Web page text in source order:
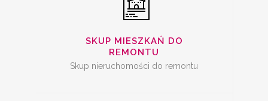
SKUP MIESZKAŃ DO
REMONTU
Skup nieruchomości do remontu
SKUP SPALONYCH
NIERUCHOMOŚCI